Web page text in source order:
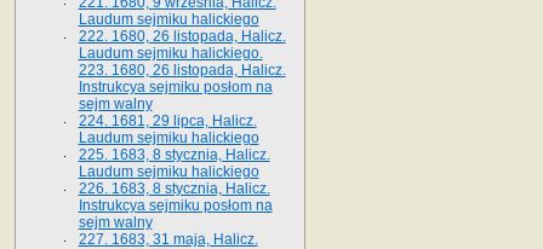
Laudum sejmiku halickiego
222. 1680, 26 listopada, Halicz.
Laudum sejmiku halickiego.
223. 1680, 26 listopada, Halicz.
Instrukcya sejmiku posłom na
sejm walny
224. 1681, 29 lipca, Halicz.
Laudum sejmiku halickiego
225. 1683, 8 stycznia, Halicz.
Laudum sejmiku halickiego
226. 1683, 8 stycznia, Halicz.
Instrukcya sejmiku posłom na
sejm walny
227. 1683, 31 maja, Halicz.